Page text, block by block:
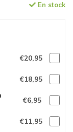
En stock
€20,95
€18,95
€6,95
€11,95